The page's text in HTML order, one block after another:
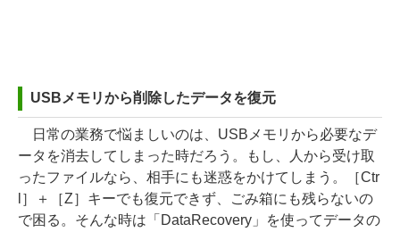
USBメモリから削除したデータを復元
日常の業務で悩ましいのは、USBメモリから必要なデ
ータを消去してしまった時だろう。もし、人から受け取
ったファイルなら、相手にも迷惑をかけてしまう。［Ctr
l］＋［Z］キーでも復元できず、ごみ箱にも残らないの
で困る。そんな時は「DataRecovery」を使ってデータの